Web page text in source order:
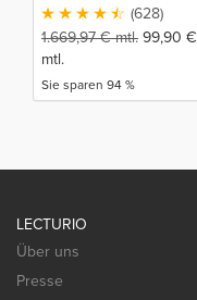
(628)
1.669,97€mtl. 99,90 €
mtl.
Sie sparen 94 %
LECTURIO
Über uns
Presse